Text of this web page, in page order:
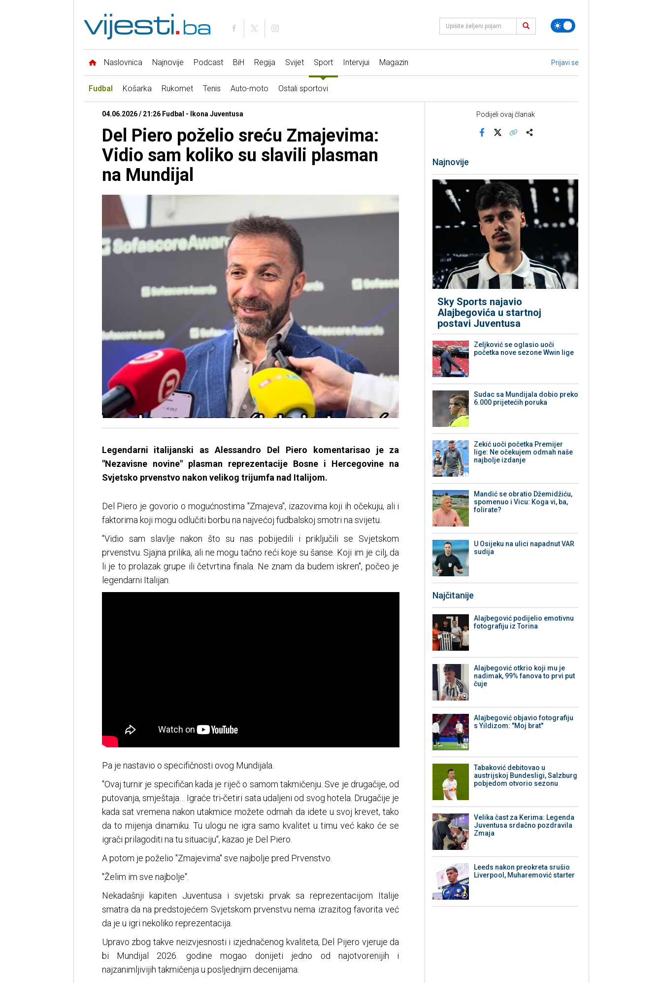
Naslovnica Najnovije Podcast BiH Regija Svijet Sport Intervjui Magazin Prijavi se
Fudbal Košarka Rukomet Tenis Auto-moto Ostali sportovi
04.06.2026 / 21:26 Fudbal - Ikona Juventusa
Del Piero poželio sreću Zmajevima:
Vidio sam koliko su slavili plasman
na Mundijal
​Legendarni italijanski as Alessandro Del Piero komentarisao je za
"Nezavisne novine" plasman reprezentacije Bosne i Hercegovine na
Svjetsko prvenstvo nakon velikog trijumfa nad Italijom.
Del Piero je govorio o mogućnostima "Zmajeva", izazovima koji ih očekuju, ali i
faktorima koji mogu odlučiti borbu na najvećoj fudbalskoj smotri na svijetu.
"Vidio sam slavlje nakon što su nas pobijedili i priključili se Svjetskom
prvenstvu. Sjajna prilika, ali ne mogu tačno reći koje su šanse. Koji im je cilj, da
li je to prolazak grupe ili četvrtina finala. Ne znam da budem iskren", počeo je
legendarni Italijan.
Pa je nastavio o specifičnosti ovog Mundijala.
"Ovaj turnir je specifičan kada je riječ o samom takmičenju. Sve je drugačije, od
putovanja, smještaja… Igraće tri-četiri sata udaljeni od svog hotela. Drugačije je
kada sat vremena nakon utakmice možete odmah da idete u svoj krevet, tako
da to mijenja dinamiku. Tu ulogu ne igra samo kvalitet u timu već kako će se
igrači prilagoditi na tu situaciju", kazao je Del Piero.
A potom je poželio "Zmajevima" sve najbolje pred Prvenstvo.
"Želim im sve najbolje".
Nekadašnji kapiten Juventusa i svjetski prvak sa reprezentacijom Italije
smatra da na predstojećem Svjetskom prvenstvu nema izrazitog favorita već
da je u igri nekoliko reprezentacija.
Upravo zbog takve neizvjesnosti i izjednačenog kvaliteta, Del Pijero vjeruje da
bi Mundijal 2026. godine mogao donijeti jedno od najotvorenijih i
najzanimljivijih takmičenja u posljednjim decenijama.
Podijeli ovaj članak
Najnovije
Sky Sports najavio
Alajbegovića u startnoj
postavi Juventusa
Zeljković se oglasio uoči
početka nove sezone Wwin lige
Sudac sa Mundijala dobio preko
6.000 prijetećih poruka
Zekić uoči početka Premijer
lige: Ne očekujem odmah naše
najbolje izdanje
Mandić se obratio Džemidžiću,
spomenuo i Vicu: Koga vi, ba,
folirate?
U Osijeku na ulici napadnut VAR
sudija
Najčitanije
Alajbegović podijelio emotivnu
fotografiju iz Torina
Alajbegović otkrio koji mu je
nadimak, 99% fanova to prvi put
čuje
Alajbegović objavio fotografiju
s Yildizom: "Moj brat"
Tabaković debitovao u
austrijskoj Bundesligi, Salzburg
pobjedom otvorio sezonu
Velika čast za Kerima: Legenda
Juventusa srdačno pozdravila
Zmaja
Leeds nakon preokreta srušio
Liverpool, Muharemović starter